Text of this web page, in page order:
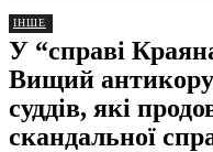
ІНШЕ
У “справі
Вищий
суддів, які
скандальної